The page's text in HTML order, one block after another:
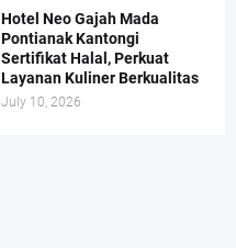
Hotel Neo Gajah Mada
Pontianak Kantongi
Sertifikat Halal, Perkuat
Layanan Kuliner Berkualitas
July 10, 2026